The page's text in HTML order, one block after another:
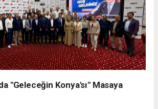
"Geleceğin Konya'sı" Masaya